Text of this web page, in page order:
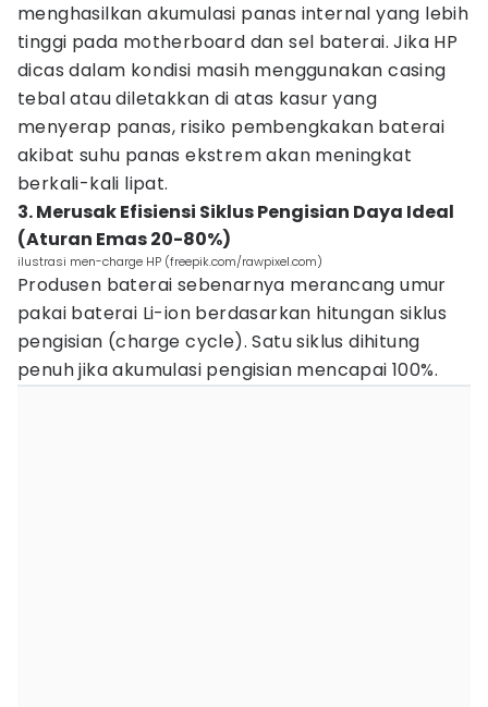
menghasilkan akumulasi panas internal yang lebih
tinggi pada motherboard dan sel baterai. Jika HP
dicas dalam kondisi masih menggunakan casing
tebal atau diletakkan di atas kasur yang
menyerap panas, risiko pembengkakan baterai
akibat suhu panas ekstrem akan meningkat
berkali-kali lipat.
3. Merusak Efisiensi Siklus Pengisian Daya Ideal
(Aturan Emas 20-80%)
ilustrasi men-charge HP (freepik.com/rawpixel.com)
Produsen baterai sebenarnya merancang umur
pakai baterai Li-ion berdasarkan hitungan siklus
pengisian (charge cycle). Satu siklus dihitung
penuh jika akumulasi pengisian mencapai 100%.